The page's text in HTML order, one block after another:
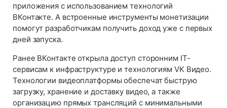
приложения с использованием технологий
ВКонтакте. А встроенные инструменты монетизации
помогут разработчикам получить доход уже с первых
дней запуска.
Ранее ВКонтакте открыла доступ сторонним IT-
сервисам к инфраструктуре и технологиям VK Видео.
Технологии видеоплатформы обеспечат быструю
загрузку, хранение и доставку видео, а также
организацию прямых трансляций с минимальными